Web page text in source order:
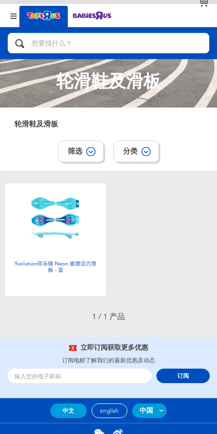
返回
分类目录
人气英雄，角色扮演，射击玩具
自行车，滑板车，骑乘车
拼砌组合及乐高LEGO
手工艺，文具，蜡笔，泥胶，画板
电子玩具
益智学习玩具
模仿，化妆及造型系列
毛绒公仔玩具
返回
品牌
查看全部
轮滑鞋及滑板
轮滑鞋及滑板
筛选 分类
Yvolution菲乐骑 Neon 摇摆活力滑
板 - 蓝
1 / 1 产品
立即订阅获取更多优惠
订阅电邮了解我们的最新优惠及动态
订阅
中文 english 中国